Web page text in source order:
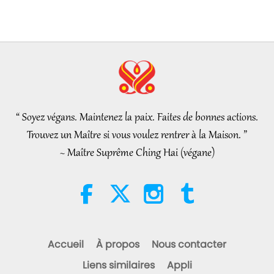
38:07
L’éthique islamique concernant
partie 1/2
habitudes quotidiennes qui
façonnent vos os
La Lune : notre brillante
compagne Céleste, partie 2/2
“ Soyez végans. Maintenez la paix. Faites de bonnes actions.
Trouvez un Maître si vous voulez rentrer à la Maison. ”
~ Maître Suprême Ching Hai (végane)
Accueil À propos
Nous contacter
Liens similaires
Appli